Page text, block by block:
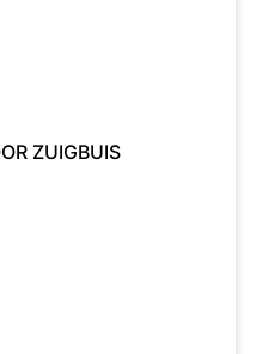
ZUIGBUIS